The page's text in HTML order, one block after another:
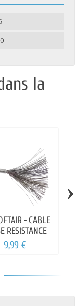
la
- CABLE
RESISTANCE
9,99 €
›